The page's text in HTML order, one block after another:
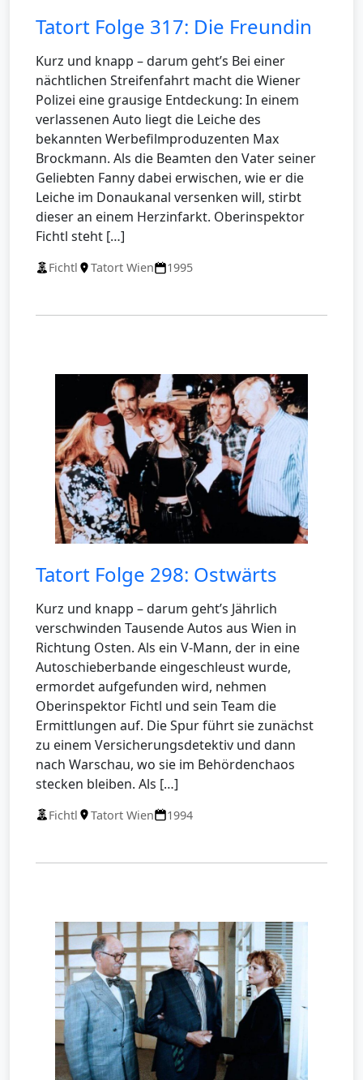
Tatort Folge 317: Die Freundin
Kurz und knapp – darum geht’s Bei einer
nächtlichen Streifenfahrt macht die Wiener
Polizei eine grausige Entdeckung: In einem
verlassenen Auto liegt die Leiche des
bekannten Werbefilmproduzenten Max
Brockmann. Als die Beamten den Vater seiner
Geliebten Fanny dabei erwischen, wie er die
Leiche im Donaukanal versenken will, stirbt
dieser an einem Herzinfarkt. Oberinspektor
Fichtl steht […]
Fichtl Tatort Wien 1995
Tatort Folge 298: Ostwärts
Kurz und knapp – darum geht’s Jährlich
verschwinden Tausende Autos aus Wien in
Richtung Osten. Als ein V-Mann, der in eine
Autoschieberbande eingeschleust wurde,
ermordet aufgefunden wird, nehmen
Oberinspektor Fichtl und sein Team die
Ermittlungen auf. Die Spur führt sie zunächst
zu einem Versicherungsdetektiv und dann
nach Warschau, wo sie im Behördenchaos
stecken bleiben. Als […]
Fichtl Tatort Wien 1994